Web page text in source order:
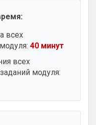
всех
40 минут
всех
модуля: